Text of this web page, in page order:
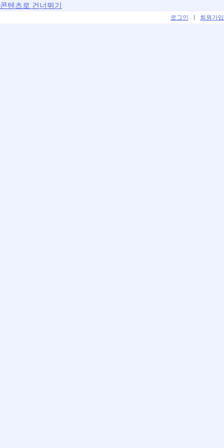
콘텐츠로 건너뛰기
로그인 | 회원가입